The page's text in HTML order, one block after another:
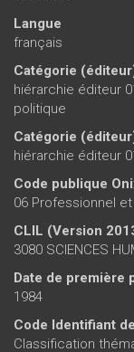
Langue
français
Catégorie
hiérarchie éditeur
politique
Catégorie
hiérarchie éditeur
Code publique
06 Professionnel
CLIL (Version
3080 SCIENCES
Date de première
1984
Code Identifiant
Classification